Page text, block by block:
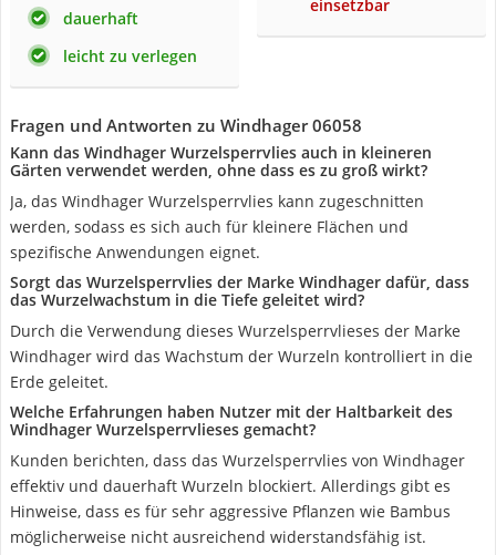
dauerhaft
leicht zu verlegen
einsetzbar
Fragen und Antworten zu Windhager 06058
Kann das Windhager Wurzelsperrvlies auch in kleineren
Gärten verwendet werden, ohne dass es zu groß wirkt?
Ja, das Windhager Wurzelsperrvlies kann zugeschnitten
werden, sodass es sich auch für kleinere Flächen und
spezifische Anwendungen eignet.
Sorgt das Wurzelsperrvlies der Marke Windhager dafür, dass
das Wurzelwachstum in die Tiefe geleitet wird?
Durch die Verwendung dieses Wurzelsperrvlieses der Marke
Windhager wird das Wachstum der Wurzeln kontrolliert in die
Erde geleitet.
Welche Erfahrungen haben Nutzer mit der Haltbarkeit des
Windhager Wurzelsperrvlieses gemacht?
Kunden berichten, dass das Wurzelsperrvlies von Windhager
effektiv und dauerhaft Wurzeln blockiert. Allerdings gibt es
Hinweise, dass es für sehr aggressive Pflanzen wie Bambus
möglicherweise nicht ausreichend widerstandsfähig ist.